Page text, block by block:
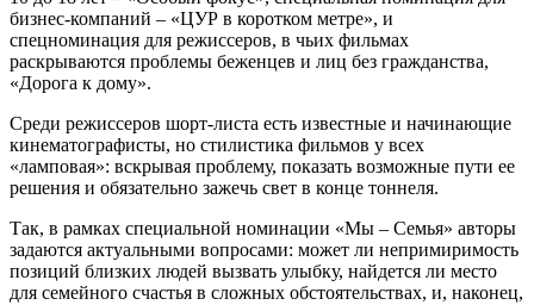
бизнес-компаний – «ЦУР в коротком метре», и
спецноминация для режиссеров, в чьих фильмах
раскрываются проблемы беженцев и лиц без гражданства,
«Дорога к дому».
Среди режиссеров шорт-листа есть известные и начинающие
кинематографисты, но стилистика фильмов у всех
«ламповая»: вскрывая проблему, показать возможные пути ее
решения и обязательно зажечь свет в конце тоннеля.
Так, в рамках специальной номинации «Мы – Семья» авторы
задаются актуальными вопросами: может ли непримиримость
позиций близких людей вызвать улыбку, найдется ли место
для семейного счастья в сложных обстоятельствах, и, наконец,